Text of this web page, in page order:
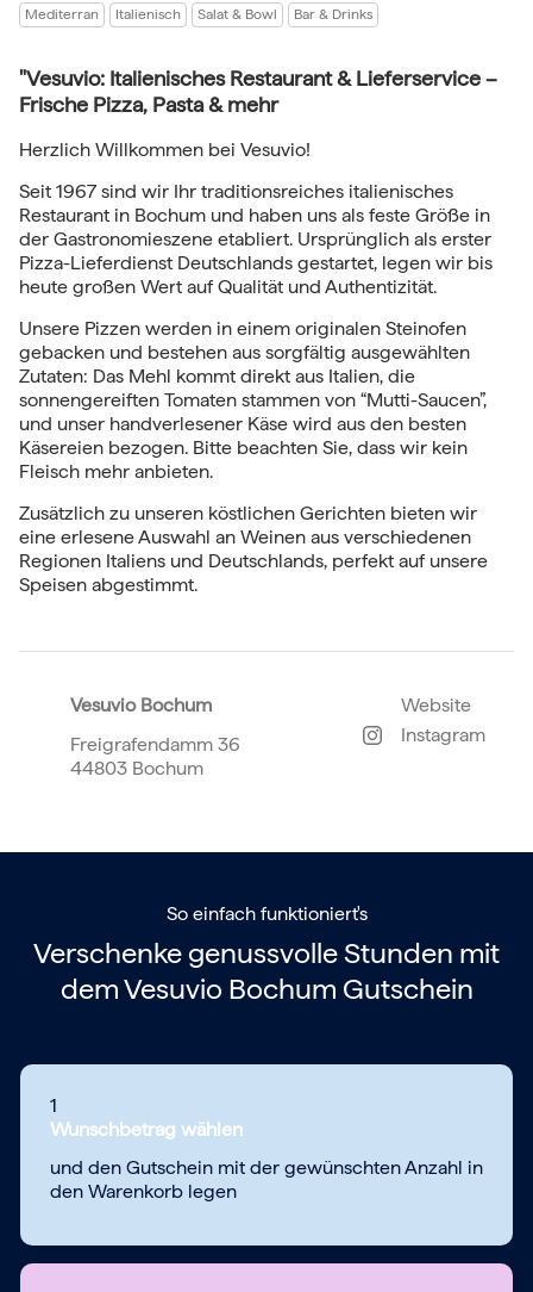
Mediterran Italienisch Salat & Bowl Bar & Drinks
"Vesuvio: Italienisches Restaurant & Lieferservice –
Frische Pizza, Pasta & mehr
Herzlich Willkommen bei Vesuvio!
Seit 1967 sind wir Ihr traditionsreiches italienisches
Restaurant in Bochum und haben uns als feste Größe in
der Gastronomieszene etabliert. Ursprünglich als erster
Pizza-Lieferdienst Deutschlands gestartet, legen wir bis
heute großen Wert auf Qualität und Authentizität.
Unsere Pizzen werden in einem originalen Steinofen
gebacken und bestehen aus sorgfältig ausgewählten
Zutaten: Das Mehl kommt direkt aus Italien, die
sonnengereiften Tomaten stammen von “Mutti-Saucen”,
und unser handverlesener Käse wird aus den besten
Käsereien bezogen. Bitte beachten Sie, dass wir kein
Fleisch mehr anbieten.
Zusätzlich zu unseren köstlichen Gerichten bieten wir
eine erlesene Auswahl an Weinen aus verschiedenen
Regionen Italiens und Deutschlands, perfekt auf unsere
Speisen abgestimmt.
Vesuvio Bochum
Freigrafendamm 36
44803 Bochum
Website
Instagram
So einfach funktioniert's
Verschenke genussvolle Stunden mit
demVesuvio Bochum Gutschein
1
Wunschbetrag wählen
und den Gutschein mit der gewünschten Anzahl in
den Warenkorb legen